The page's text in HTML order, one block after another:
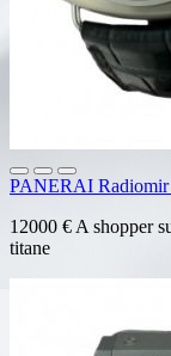
PANERAI Radiomir
12000 € A shopper
titane